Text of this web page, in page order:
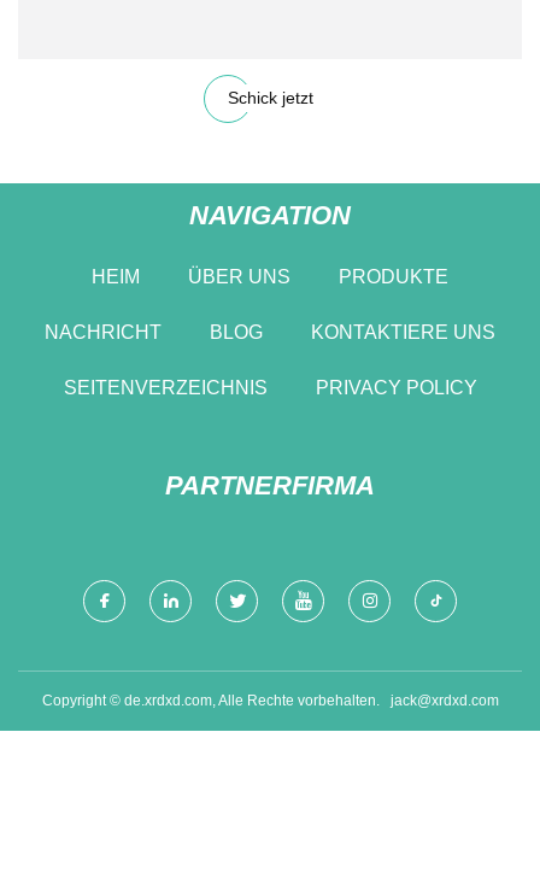
Schick jetzt
NAVIGATION
HEIM ÜBER UNS PRODUKTE
NACHRICHT BLOG KONTAKTIERE UNS
SEITENVERZEICHNIS PRIVACY POLICY
PARTNERFIRMA
Copyright © de.xrdxd.com, Alle Rechte vorbehalten. jack@xrdxd.com